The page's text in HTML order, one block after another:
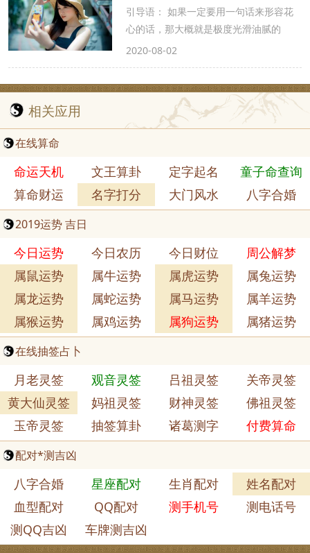
引导语： 如果一定要用一句话来形容花
心的话，那大概就是极度光滑油腻的
2020-08-02
相关应用
在线算命
命运天机 文王算卦 定字起名
童子命查询
算命财运
名字打分 大门风水 八字合婚
2019运势 吉日
今日运势 今日农历 今日财位
周公解梦
属鼠运势
属牛运势 属虎运势
属兔运势
属龙运势
属蛇运势 属马运势
属羊运势
属猴运势
属鸡运势 属狗运势 属猪运势
在线抽签占卜
月老灵签 观音灵签 吕祖灵签
关帝灵签
黄大仙灵签
妈祖灵签 财神灵签
佛祖灵签
玉帝灵签
抽签算卦 诸葛测字 付费算命
配对*测吉凶
八字合婚 星座配对 生肖配对
姓名配对
血型配对
QQ配对 测手机号
测电话号
测QQ吉凶
车牌测吉凶